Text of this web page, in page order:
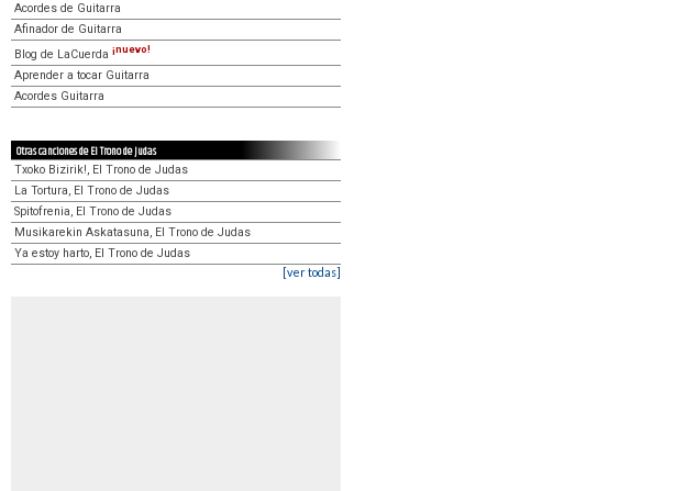
Acordes de Guitarra
Afinador de Guitarra
Blog de LaCuerda ¡nuevo!
Aprender a tocar Guitarra
Acordes Guitarra
Otras canciones de El Trono de Judas
Txoko Bizirik!, El Trono de Judas
La Tortura, El Trono de Judas
Spitofrenia, El Trono de Judas
Musikarekin Askatasuna, El Trono de Judas
Ya estoy harto, El Trono de Judas
[ver todas]